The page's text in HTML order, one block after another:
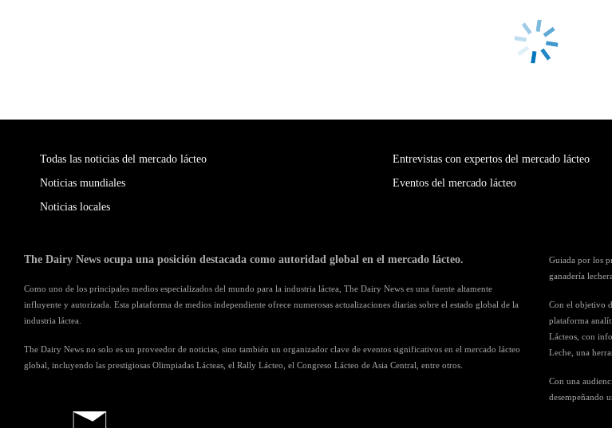
Todas las noticias del mercado lácteo
Noticias mundiales
Noticias locales
Entrevistas con expertos del mercado lácteo
Eventos del mercado lácteo
The Dairy News ocupa una posición destacada como autoridad global en el mercado lácteo.
Como uno de los principales medios especializados del mundo para la industria láctea, The Dairy News es una fuente altamente
influyente y autorizada. Esta plataforma de medios independiente ofrece numerosas actualizaciones diarias sobre el estado global de la
industria láctea.
The Dairy News no solo es un proveedor de noticias, sino también un organizador clave de eventos significativos en el mercado lácteo
global, incluyendo las prestigiosas Olimpiadas Lácteas, el Rally Lácteo, el Congreso Lácteo de Asia Central, entre otros.
Guiada por los
ganadería
Con el objetivo
plataforma
Lácteos, con
Leche, una
Con una
desempeñando